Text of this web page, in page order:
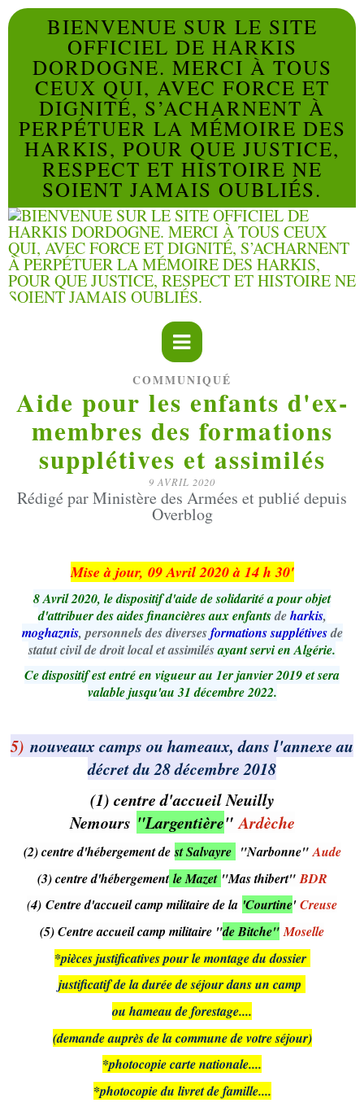
BIENVENUE SUR LE SITE
OFFICIEL DE HARKIS
DORDOGNE. MERCI À TOUS
CEUX QUI, AVEC FORCE ET
DIGNITÉ, S’ACHARNENT À
PERPÉTUER LA MÉMOIRE DES
HARKIS, POUR QUE JUSTICE,
RESPECT ET HISTOIRE NE
SOIENT JAMAIS OUBLIÉS.
COMMUNIQUÉ
Aide pour les enfants d'ex-
membres des formations
supplétives et assimilés
9 AVRIL 2020
Rédigé par Ministère des Armées et publié depuis
Overblog
Mise à jour, 09 Avril 2020 à 14 h 30'
8 Avril 2020, le dispositif d'aide de solidarité a pour objet
d'attribuer des aides financières aux enfantsdeharkis,
moghaznis, personnels des diversesformations supplétivesde
statut civil de droit local et assimilésayant servi en Algérie.
Ce dispositif est entré en vigueur au 1er janvier 2019 et sera
valable jusqu'au 31 décembre 2022.
5) nouveaux camps ou hameaux, dans l'annexe au
décret du 28 décembre 2018
(1) centre d'accueil Neuilly
Nemours "Largentière"Ardèche
(2) centre d'hébergement dest Salvayre "Narbonne"Aude
(3) centre d'hébergementle Mazet "Mas thibert"BDR
(4) Centre d'accueil camp militaire de la 'Courtine'Creuse
(5) Centre accueil camp militaire "de Bitche" Moselle
*pièces justificatives pour le montage du dossier
justificatif de la durée de séjour dans un camp
ou hameau de forestage....
(demande auprès de la commune de votre séjour)
*photocopie carte nationale....
*photocopie du livret de famille....